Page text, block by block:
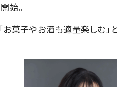
始。
お菓子やお酒も適量楽しむ